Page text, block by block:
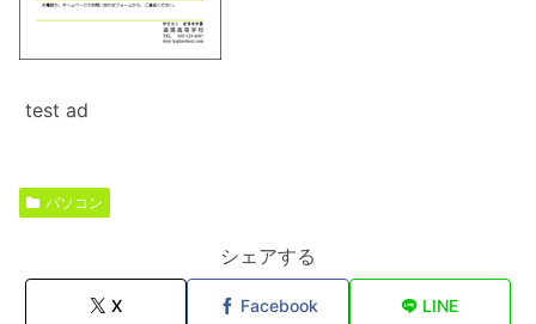
test ad
パソコン
シェアする
X Facebook LINE